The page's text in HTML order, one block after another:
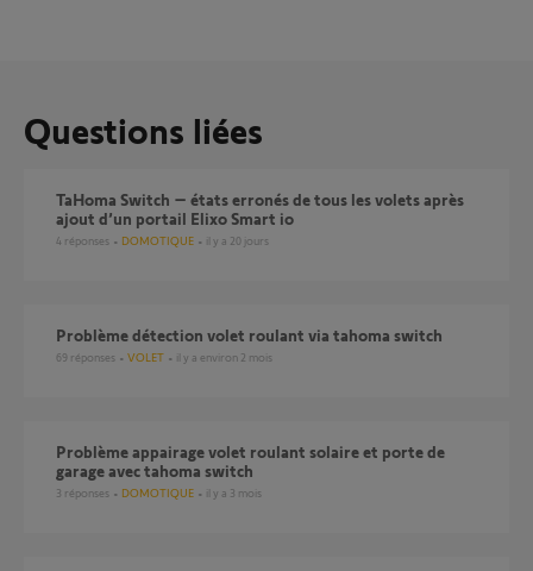
Questions liées
TaHoma Switch – états erronés de tous les volets après
ajout d’un portail Elixo Smart io
4 réponses DOMOTIQUE il y a 20 jours
Problème détection volet roulant via tahoma switch
69 réponses VOLET il y a environ 2 mois
Problème appairage volet roulant solaire et porte de
garage avec tahoma switch
3 réponses DOMOTIQUE il y a 3 mois